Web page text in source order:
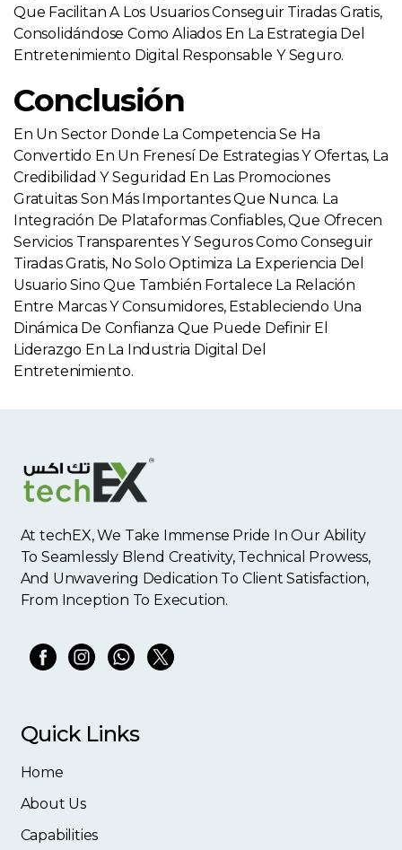
Que Facilitan A Los Usuarios Conseguir Tiradas Gratis,
Consolidándose Como Aliados En La Estrategia Del
Entretenimiento Digital Responsable Y Seguro.
Conclusión
En Un Sector Donde La Competencia Se Ha
Convertido En Un Frenesí De Estrategias Y Ofertas, La
Credibilidad Y Seguridad En Las Promociones
Gratuitas Son Más Importantes Que Nunca. La
Integración De Plataformas Confiables, Que Ofrecen
Servicios Transparentes Y Seguros Como Conseguir
Tiradas Gratis, No Solo Optimiza La Experiencia Del
Usuario Sino Que También Fortalece La Relación
Entre Marcas Y Consumidores, Estableciendo Una
Dinámica De Confianza Que Puede Definir El
Liderazgo En La Industria Digital Del
Entretenimiento.
At techEX, We Take Immense Pride In Our Ability
To Seamlessly Blend Creativity, Technical Prowess,
And Unwavering Dedication To Client Satisfaction,
From Inception To Execution.
Quick Links
Home
About Us
Capabilities